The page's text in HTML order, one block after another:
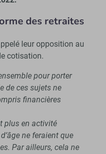
des retraites
leur opposition au
cotisation.
pour porter
de ces sujets ne
financières
plus en activité
ne feraient que
Par ailleurs, cela ne